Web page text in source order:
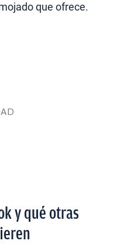
que ofrece.
y qué otras